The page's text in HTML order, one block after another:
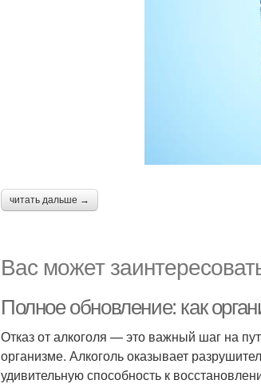
читать дальше →
Вас может
Полное обновление: как
Отказ от алкоголя — это важный шаг на
организме. Алкоголь оказывает
удивительную способность к